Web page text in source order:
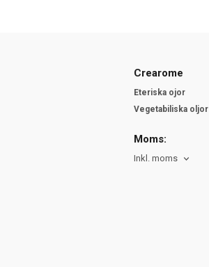
Crearome
Eteriska ojor
Vegetabiliska oljor
Moms:
Inkl. moms